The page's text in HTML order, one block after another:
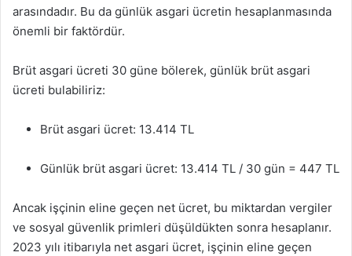
arasındadır. Bu da günlük asgari ücretin hesaplanmasında
önemli bir faktördür.
Brüt asgari ücreti 30 güne bölerek, günlük brüt asgari
ücreti bulabiliriz:
Brüt asgari ücret: 13.414 TL
Günlük brüt asgari ücret: 13.414 TL / 30 gün = 447 TL
Ancak işçinin eline geçen net ücret, bu miktardan vergiler
ve sosyal güvenlik primleri düşüldükten sonra hesaplanır.
2023 yılı itibarıyla net asgari ücret, işçinin eline geçen